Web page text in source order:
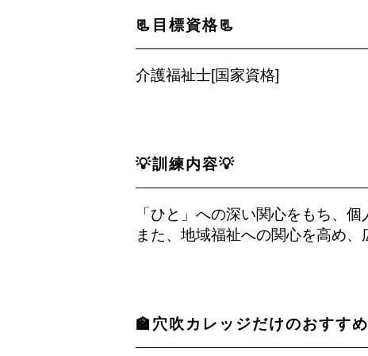
📃目標資格📃
介護福祉士[国家資格]
💡訓練内容💡
「ひと」への深い関心をもち、
また、地域福祉への関心を高め、
🏫穴吹カレッジだけのおすす